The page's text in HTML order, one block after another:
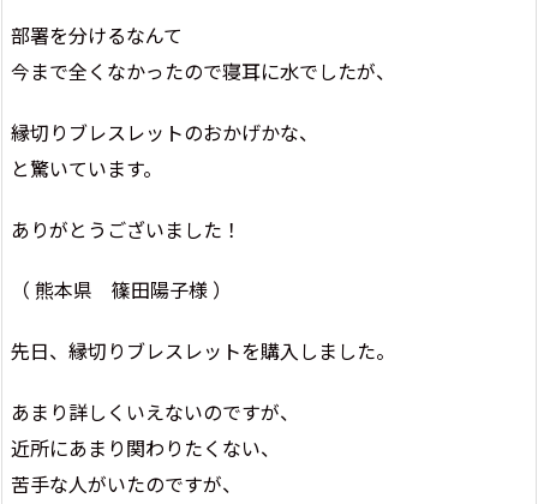
部署を分けるなんて
今まで全くなかったので寝耳に水でしたが、
縁切りブレスレットのおかげかな、
と驚いています。
ありがとうございました！
（ 熊本県 篠田陽子様 ）
先日、縁切りブレスレットを購入しました。
あまり詳しくいえないのですが、
近所にあまり関わりたくない、
苦手な人がいたのですが、